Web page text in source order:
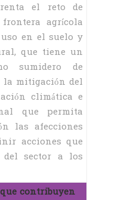
el reto de
agrícola
en el suelo y
que tiene un
sumidero de
la mitigación del
climática e
que permita
las afecciones
acciones que
del sector a los
contribuyen